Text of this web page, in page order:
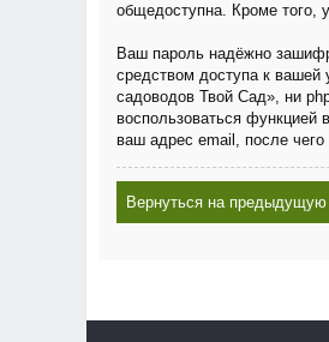
общедоступна. Кроме того,
Ваш пароль надёжно
средством доступа к вашей
садоводов Твой Сад», ни
воспользоваться
ваш адрес email, после
Вернуться на предыдущую